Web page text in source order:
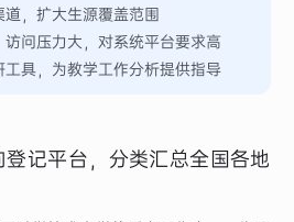
，扩大生源覆盖范围
问压力大，对系统平台要求高
具，为教学工作分析提供指导
记平台，分类汇总全国各地